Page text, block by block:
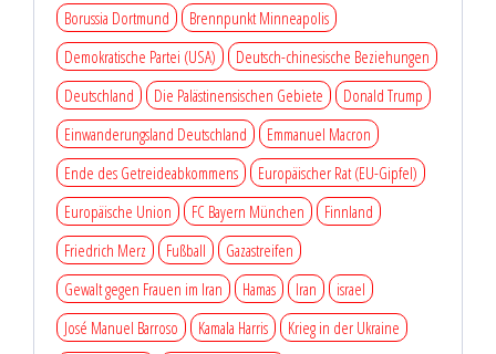
Borussia Dortmund
Brennpunkt Minneapolis
Demokratische Partei (USA)
Deutsch-chinesische Beziehungen
Deutschland
Die Palästinensischen Gebiete
Donald Trump
Einwanderungsland Deutschland
Emmanuel Macron
Ende des Getreideabkommens
Europäischer Rat (EU-Gipfel)
Europäische Union
FC Bayern München
Finnland
Friedrich Merz
Fußball
Gazastreifen
Gewalt gegen Frauen im Iran
Hamas Iran
israel
José Manuel Barroso
Kamala Harris
Krieg in der Ukraine